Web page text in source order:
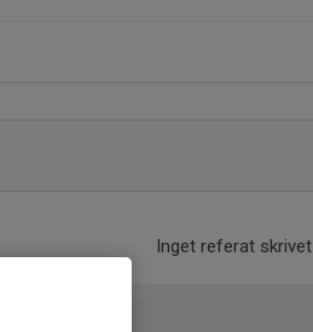
Inget referat skrivet